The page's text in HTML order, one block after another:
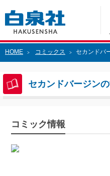
HOME > コミックス > セカンドバ
セカンドバージン
コミック情報